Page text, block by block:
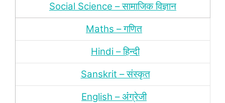
Social Science – सामाजिक विज्ञान
Maths – गणित
Hindi – हिन्‍दी
Sanskrit – संस्‍कृत
English – अंंग्रेजी